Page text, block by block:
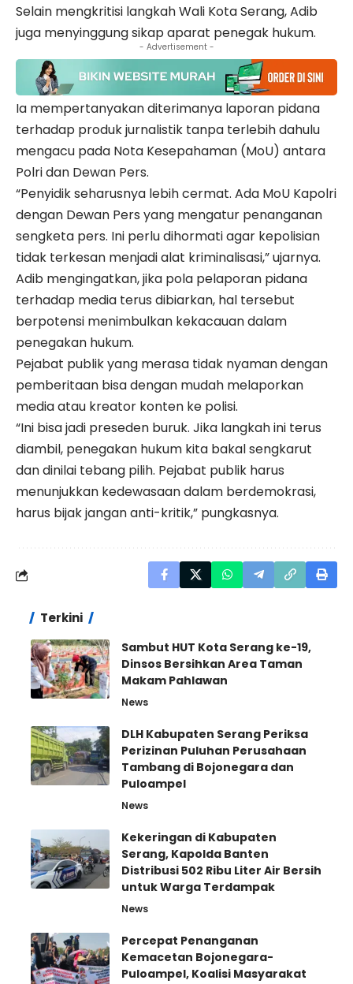
Selain mengkritisi langkah Wali Kota Serang, Adib
juga menyinggung sikap aparat penegak hukum.
- Advertisement -
Ia mempertanyakan diterimanya laporan pidana
terhadap produk jurnalistik tanpa terlebih dahulu
mengacu pada Nota Kesepahaman (MoU) antara
Polri dan Dewan Pers.
“Penyidik seharusnya lebih cermat. Ada MoU Kapolri
dengan Dewan Pers yang mengatur penanganan
sengketa pers. Ini perlu dihormati agar kepolisian
tidak terkesan menjadi alat kriminalisasi,” ujarnya.
Adib mengingatkan, jika pola pelaporan pidana
terhadap media terus dibiarkan, hal tersebut
berpotensi menimbulkan kekacauan dalam
penegakan hukum.
Pejabat publik yang merasa tidak nyaman dengan
pemberitaan bisa dengan mudah melaporkan
media atau kreator konten ke polisi.
“Ini bisa jadi preseden buruk. Jika langkah ini terus
diambil, penegakan hukum kita bakal sengkarut
dan dinilai tebang pilih. Pejabat publik harus
menunjukkan kedewasaan dalam berdemokrasi,
harus bijak jangan anti-kritik,” pungkasnya.
Terkini
Sambut HUT Kota Serang ke-19,
Dinsos Bersihkan Area Taman
Makam Pahlawan
News
DLH Kabupaten Serang Periksa
Perizinan Puluhan Perusahaan
Tambang di Bojonegara dan
Puloampel
News
Kekeringan di Kabupaten
Serang, Kapolda Banten
Distribusi 502 Ribu Liter Air Bersih
untuk Warga Terdampak
News
Percepat Penanganan
Kemacetan Bojonegara-
Puloampel, Koalisi Masyarakat